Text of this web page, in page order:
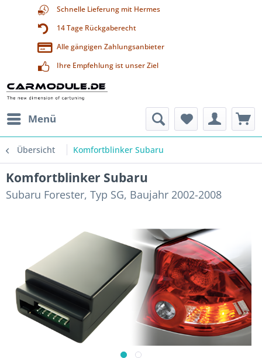
Schnelle Lieferung mit Hermes
14 Tage Rückgaberecht
Alle gängigen Zahlungsanbieter
Ihre Empfehlung ist unser Ziel
Menü
Übersicht Komfortblinker Subaru
Komfortblinker Subaru
Subaru Forester, Typ SG, Baujahr 2002-2008